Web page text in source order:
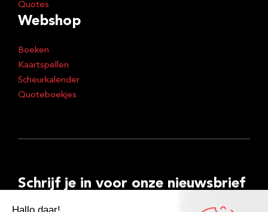
Quotes
Webshop
Boeken
Kaartspellen
Scheurkalender
Quoteboekjes
Schrijf je in voor onze nieuwsbrief